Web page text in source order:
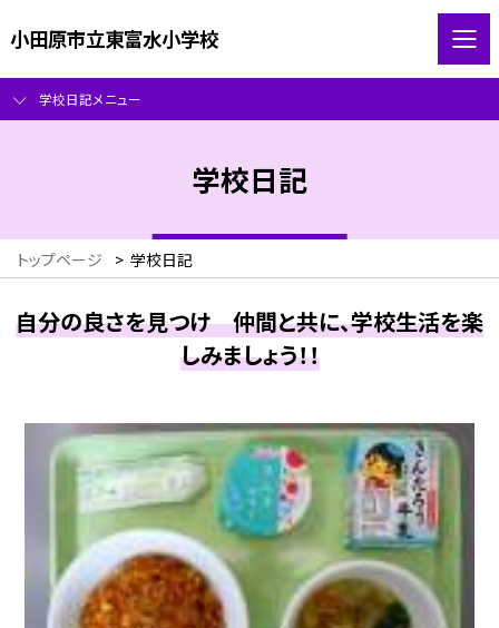
小田原市立東富水小学校
学校日記メニュー
学校日記
トップページ > 学校日記
自分の良さを見つけ 仲間と共に、学校生活を楽
しみましょう！！